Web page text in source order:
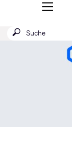
MENÜ
QSYS.com
Suche
absenden
SUCHE
Aktuelle